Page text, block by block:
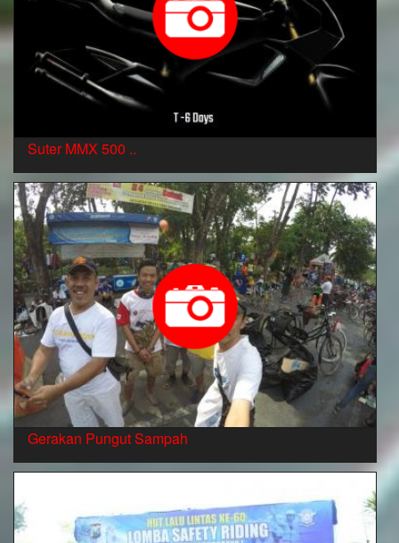
Suter MMX 500 ..
Gerakan Pungut Sampah